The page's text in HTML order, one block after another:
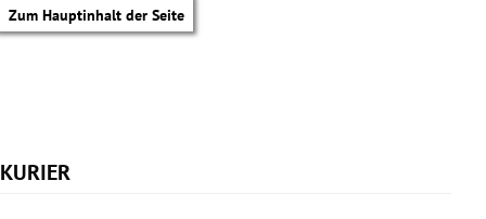
Zum Hauptinhalt der Seite
KURIER